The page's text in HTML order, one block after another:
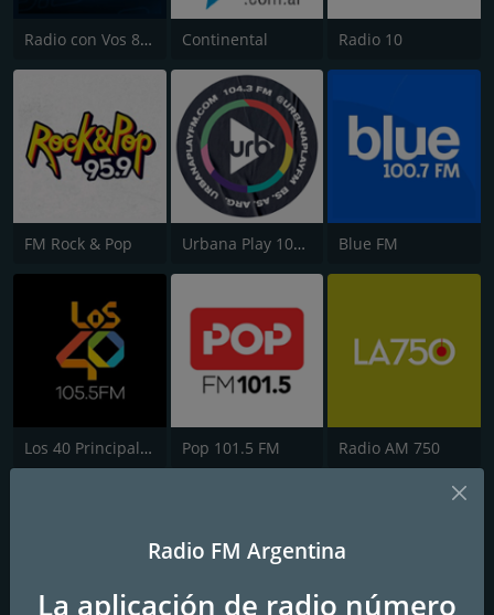
Radio con Vos 89.9 FM Continental Radio 10
FM Rock & Pop Urbana Play 104.3 FM Blue FM
Los 40 Principales Pop 101.5 FM Radio AM 750
Radio FM Argentina
La aplicación de radio número